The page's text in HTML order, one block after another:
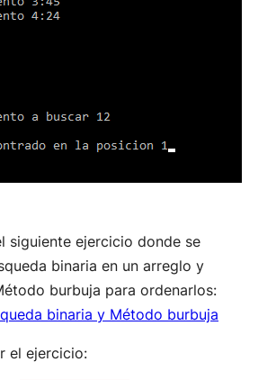
siguiente ejercicio donde se
binaria en un arreglo y
burbuja para ordenarlos:
binaria y Método burbuja
el ejercicio: